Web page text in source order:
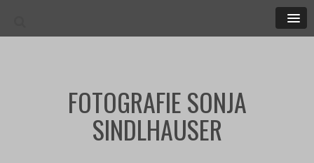
MENU
FOTOGRAFIE SONJA
SINDLHAUSER